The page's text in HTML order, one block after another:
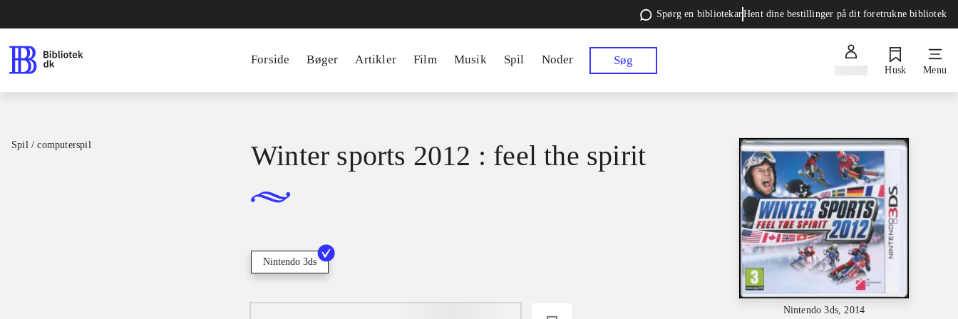
Spørg en bibliotekarHent dine bestillinger på dit foretrukne bibliotek
Forside Bøger Artikler Film Musik Spil Noder Søg
Husk Menu
Spil / computerspil
Nintendo 3ds, 2014
Winter sports 2012 : feel the spirit
Nintendo 3ds